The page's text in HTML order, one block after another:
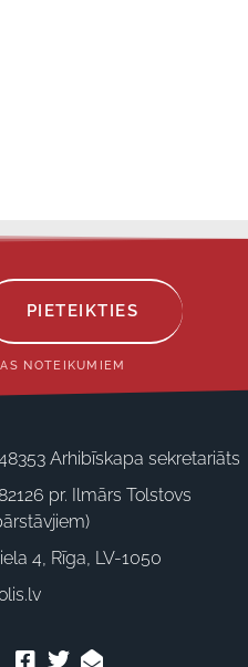
PIETEIKTIES
NOTEIKUMIEM
Arhibīskapa sekretariāts
pr. Ilmārs Tolstovs
4, Rīga, LV-1050